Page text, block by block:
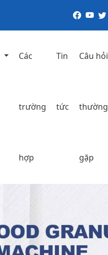
Các
trường
hợp
Tin
tức
Câu hỏi
thường
gặp